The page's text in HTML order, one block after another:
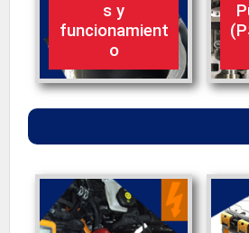
s y
funcionamient
o